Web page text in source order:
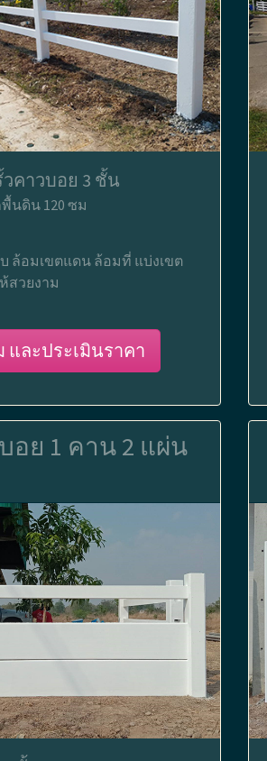
วคาวบอย 3 ชั้น
นดิน 120 ซม
ล้อมเขตแดน ล้อมที่ แบ่งเขต
สวยงาม
และประเมินราคา
อย 1 คาน 2 แผ่น